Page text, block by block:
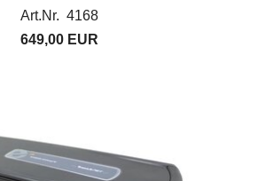
Art.Nr. 4168
649,00 EUR